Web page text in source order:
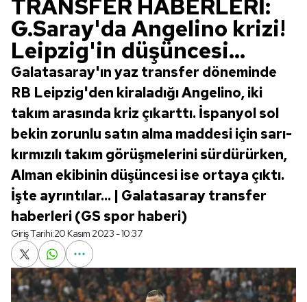
TRANSFER HABERLERİ:
G.Saray'da Angelino krizi!
Leipzig'in düşüncesi...
Galatasaray'ın yaz transfer döneminde
RB Leipzig'den kiraladığı Angelino, iki
takım arasında kriz çıkarttı. İspanyol sol
bekin zorunlu satın alma maddesi için sarı-
kırmızılı takım görüşmelerini sürdürürken,
Alman ekibinin düşüncesi ise ortaya çıktı.
İşte ayrıntılar... | Galatasaray transfer
haberleri (GS spor haberi)
Giriş Tarihi:20 Kasım 2023 - 10:37